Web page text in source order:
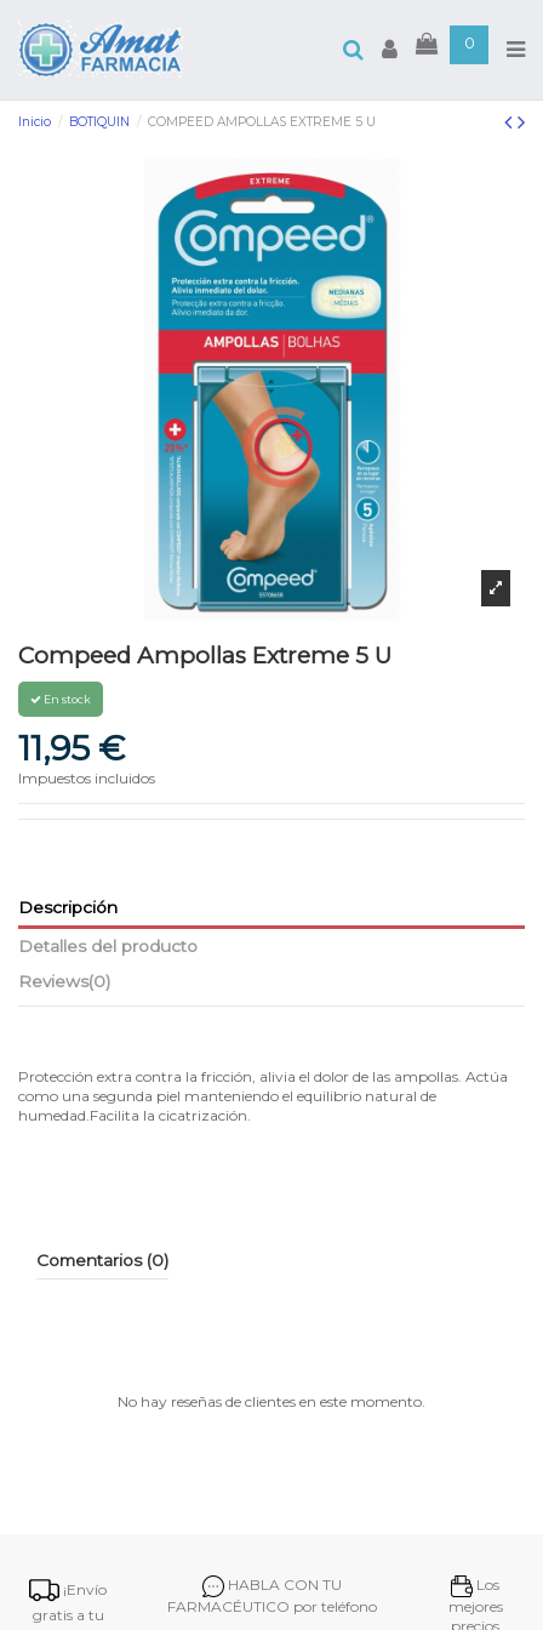
0
Inicio BOTIQUIN COMPEED AMPOLLAS EXTREME 5 U
Compeed Ampollas Extreme 5 U
En stock
11,95 €
Impuestos incluidos
Descripción
Detalles del producto
Reviews(0)
Protección extra contra la fricción, alivia el dolor de las ampollas. Actúa
como una segunda piel manteniendo el equilibrio natural de
humedad.Facilita la cicatrización.
Comentarios (0)
No hay reseñas de clientes en este momento.
¡Envío
gratis a tu
HABLA CON TU
FARMACÉUTICO por teléfono
Los
mejores
precios